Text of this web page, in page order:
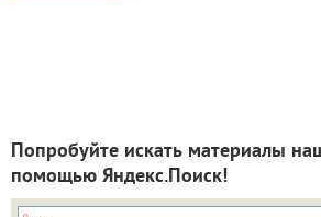
Попробуйте искать материалы
помощью Яндекс.Поиск!